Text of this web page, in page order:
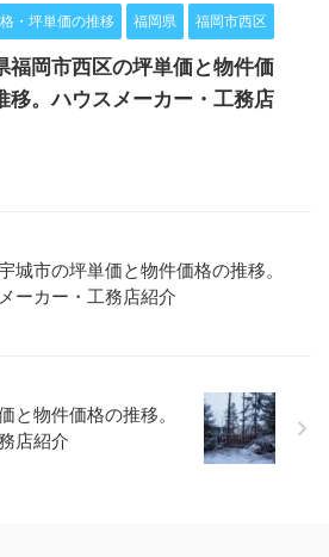
・坪単価の推移 福岡県 福岡市西区
福岡市西区の坪単価と物件価
移。ハウスメーカー・工務店
城市の坪単価と物件価格の推移。
ーカー・工務店紹介
と物件価格の推移。
店紹介